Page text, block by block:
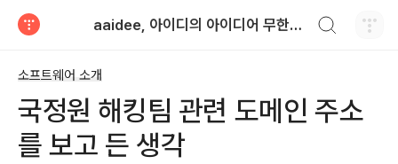
aaidee, 아이디의 아이디어 무한도전
소프트웨어 소개
국정원 해킹팀 관련 도메인 주소
를 보고 든 생각